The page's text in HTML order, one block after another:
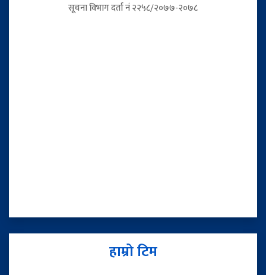
सूचना विभाग दर्ता नं २२५८/२०७७-२०७८
हाम्रो टिम